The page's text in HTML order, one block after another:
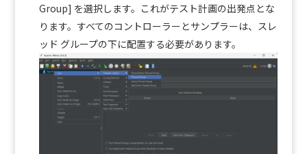
Group] を選択します。これがテスト計画の出発点とな
ります。すべてのコントローラーとサンプラーは、スレ
ッド グループの下に配置する必要があります。